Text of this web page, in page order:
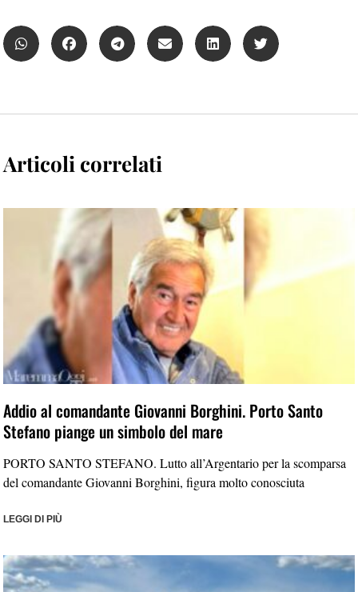
Articoli correlati
Addio al comandante Giovanni Borghini. Porto Santo
Stefano piange un simbolo del mare
PORTO SANTO STEFANO. Lutto all’Argentario per la scomparsa
del comandante Giovanni Borghini, figura molto conosciuta
LEGGI DI PIÙ